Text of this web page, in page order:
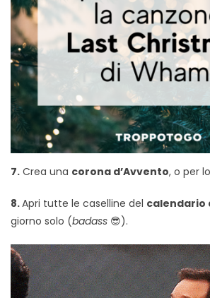
7. Crea una corona d’Avvento, o per
8.Apri tutte le caselline del calendario
giorno solo (badass 😎).